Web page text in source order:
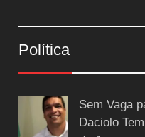
Política
Sem Vaga
Daciolo